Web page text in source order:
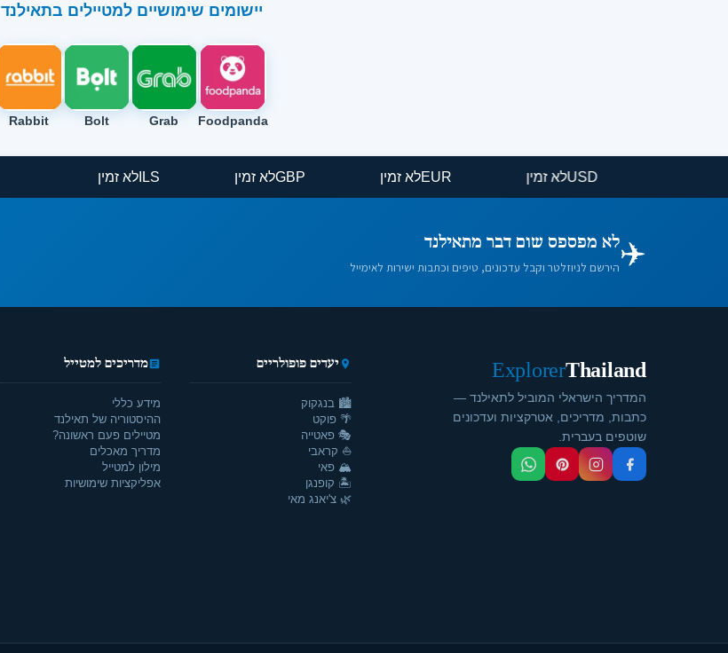
יישומים שימושיים למטיילים בתאילנד
Foodpanda
Grab
Bolt
Rabbit
USD
EUR
GBP
ILS
✈️לא מפספס שום דבר מתאילנד
הירשם לניוזלטר וקבל עדכונים, טיפים וכתבות ישירות לאימייל
Thailand
Explorer
המדריך הישראלי המוביל לתאילנד —
כתבות, מדריכים, אטרקציות ועדכונים
שוטפים בעברית.
יעדים פופולריים
🏙️ בנגקוק
🌴 פוקט
🎭 פאטייה
⛵ קראבי
🏔️ פאי
🏝️ קופנגן
🌿 צ'יאנג מאי
מדריכים למטייל
מידע כללי
ההיסטוריה של תאילנד
מטיילים פעם ראשונה?
מדריך מאכלים
מילון למטייל
אפליקציות שימושיות